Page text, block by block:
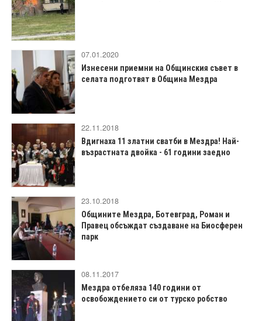
07.01.2020
Изнесени приемни на Общинския съвет в
селата подготвят в Община Мездра
22.11.2018
Вдигнаха 11 златни сватби в Мездра! Най-
възрастната двойка - 61 години заедно
23.10.2018
Общините Мездра, Ботевград, Роман и
Правец обсъждат създаване на Биосферен
парк
08.11.2017
Мездра отбеляза 140 години от
освобождението си от турско робство